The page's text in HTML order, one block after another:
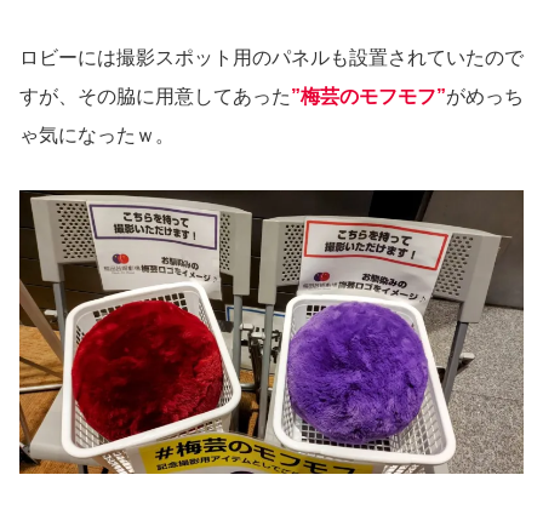
ロビーには撮影スポット用のパネルも設置されていたので
すが、その脇に用意してあった”梅芸のモフモフ”がめっち
ゃ気になったｗ。